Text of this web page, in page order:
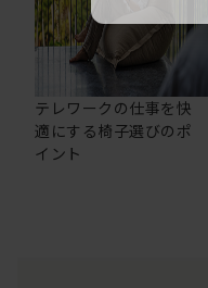
テレワークの仕事を快
適にする椅子選びのポ
イント